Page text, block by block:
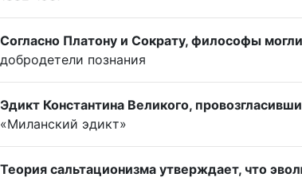
Согласно Платону и Сократу, философы
добродетели познания
Эдикт Константина Великого,
«Миланский эдикт»
Теория сальтационизма утверждает, что